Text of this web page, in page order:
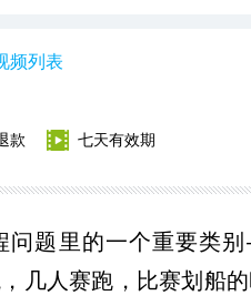
频列表
款 七天有效期
问题里的一个重要类
几人赛跑，比赛划船